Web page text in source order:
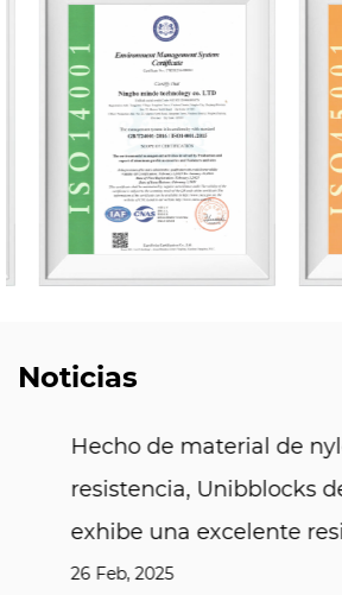
Noticias
Hecho de material de nylon
resistencia, Unibblocks de
exhibe una excelente
26 Feb, 2025